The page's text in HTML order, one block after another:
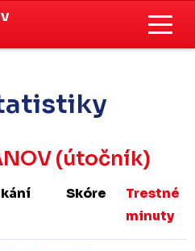
(útočník)
Skóre
Trestné
minuty